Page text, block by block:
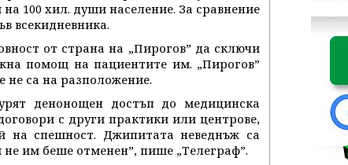
100 хил. души население. За сравнение
всекидневника.
от страна на „Пирогов” да сключи
помощ на пациентите им. „Пирогов”
не са на разположение.
денонощен достъп до медицинска
с други практики или центрове,
на спешност. Джипитата неведнъж са
им беше отменен”, пише „Телеграф”.